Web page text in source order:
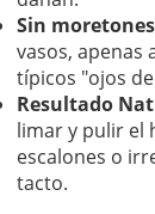
Sin
vasos, apenas
típicos "ojos
Resultado
limar y pulir el
escalones o
tacto.